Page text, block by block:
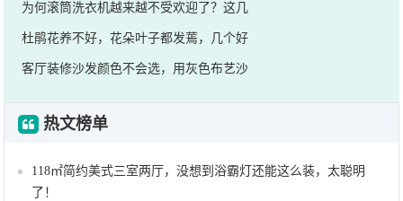
为何滚筒洗衣机越来越不受欢迎了？这几
杜鹃花养不好，花朵叶子都发蔫，几个好
客厅装修沙发颜色不会选，用灰色布艺沙
热文榜单
118㎡简约美式三室两厅，没想到浴霸灯还能这么装，太聪明
了！